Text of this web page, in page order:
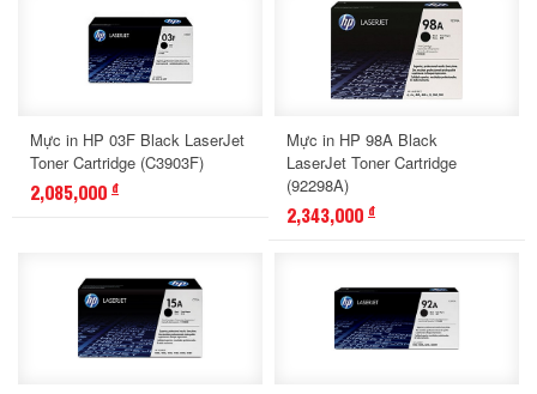
Mực in HP 03F Black LaserJet
Toner Cartridge (C3903F)
2,085,000 đ
Mực in HP 98A Black
LaserJet Toner Cartridge
(92298A)
2,343,000 đ